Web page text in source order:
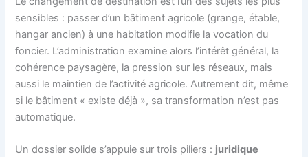
sensibles : passer d’un bâtiment agricole (grange, étable,
hangar ancien) à une habitation modifie la vocation du
foncier. L’administration examine alors l’intérêt général, la
cohérence paysagère, la pression sur les réseaux, mais
aussi le maintien de l’activité agricole. Autrement dit, même
si le bâtiment « existe déjà », sa transformation n’est pas
automatique.
Un dossier solide s’appuie sur trois piliers : juridique